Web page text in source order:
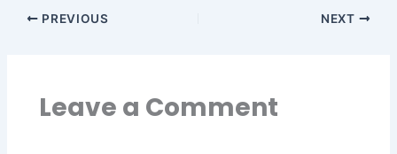
PREVIOUS NEXT
Leave a Comment